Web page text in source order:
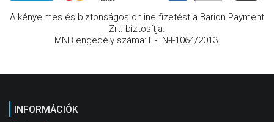
A kényelmes és biztonságos online fizetést a Barion Payment
Zrt. biztosítja.
MNB engedély száma: H-EN-I-1064/2013.
INFORMÁCIÓK